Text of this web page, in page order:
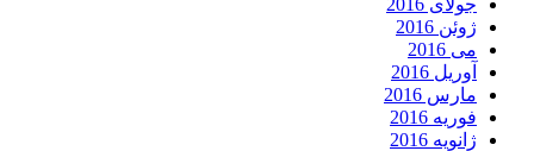
ژوئن 2016
می 2016
آوریل 2016
مارس 2016
فوریه 2016
ژانویه 2016